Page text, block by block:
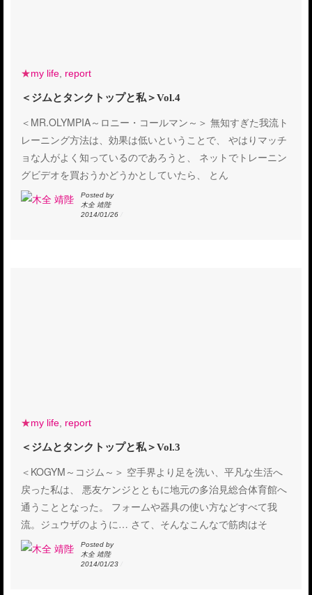
★my life report
＜ジムとタンクトップと私＞Vol.4
＜MR.OLYMPIA～ロニー・コールマン～＞ 無知すぎた我流ト
レーニング方法は、効果は低いということで、 やはりマッチ
ョな人がよく知っているのであろうと、 ネットでトレーニン
グビデオを買おうかどうかとしていたら、 とん
Posted by
木全 靖陛
2014/01/26
★my life report
＜ジムとタンクトップと私＞Vol.3
＜KOGYM～コジム～＞ 空手界より足を洗い、平凡な生活へ
戻った私は、 悪友ケンジとともに地元の多治見総合体育館へ
通うこととなった。 フォームや器具の使い方などすべて我
流。ジュウザのように… さて、そんなこんなで筋肉はそ
Posted by
木全 靖陛
2014/01/23